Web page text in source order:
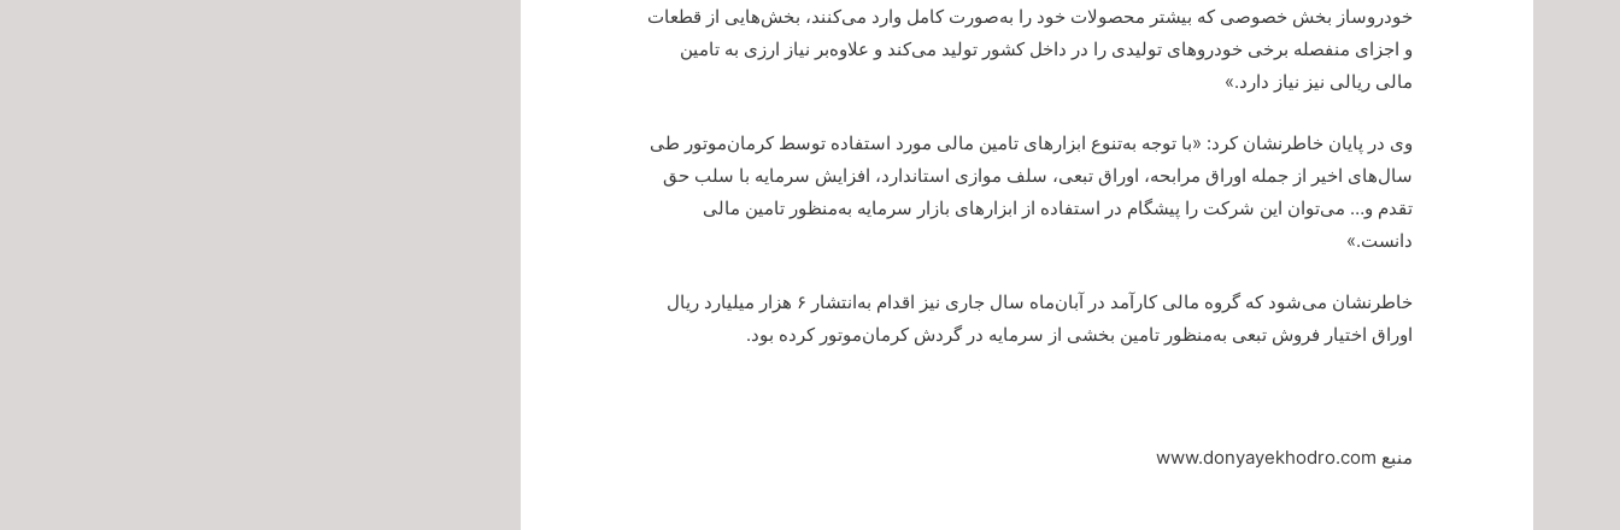
خودروساز بخش خصوصی که بیشتر محصولات خود را به‌صورت کامل وارد می‌کنند، بخش‌هایی از قطعات
و اجزای منفصله برخی خودروهای تولیدی را در داخل کشور تولید می‌کند و علاوه‌بر نیاز ارزی به تامین
مالی ریالی نیز نیاز دارد.»
وی در پایان خاطرنشان کرد: «با توجه به‌تنوع ابزارهای تامین مالی مورد استفاده توسط کرمان‌موتور طی
سال‌های اخیر از جمله اوراق مرابحه، اوراق تبعی، سلف موازی استاندارد، افزایش سرمایه با سلب حق
تقدم و… می‌توان این شرکت را پیشگام در استفاده از ابزارهای بازار سرمایه به‌منظور تامین مالی
دانست.»
خاطرنشان می‌شود که گروه مالی کارآمد در آبان‌ماه سال جاری نیز اقدام به‌انتشار ۶ هزار میلیارد ریال
اوراق اختیار فروش تبعی به‌منظور تامین بخشی از سرمایه در گردش کرمان‌موتور کرده بود.
منبع www.donyayekhodro.com